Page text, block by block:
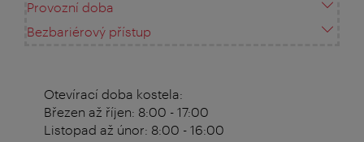
Provozní doba
Bezbariérový přístup
Otevírací doba kostela:
Březen až říjen: 8:00 - 17:00
Listopad až únor: 8:00 - 16:00